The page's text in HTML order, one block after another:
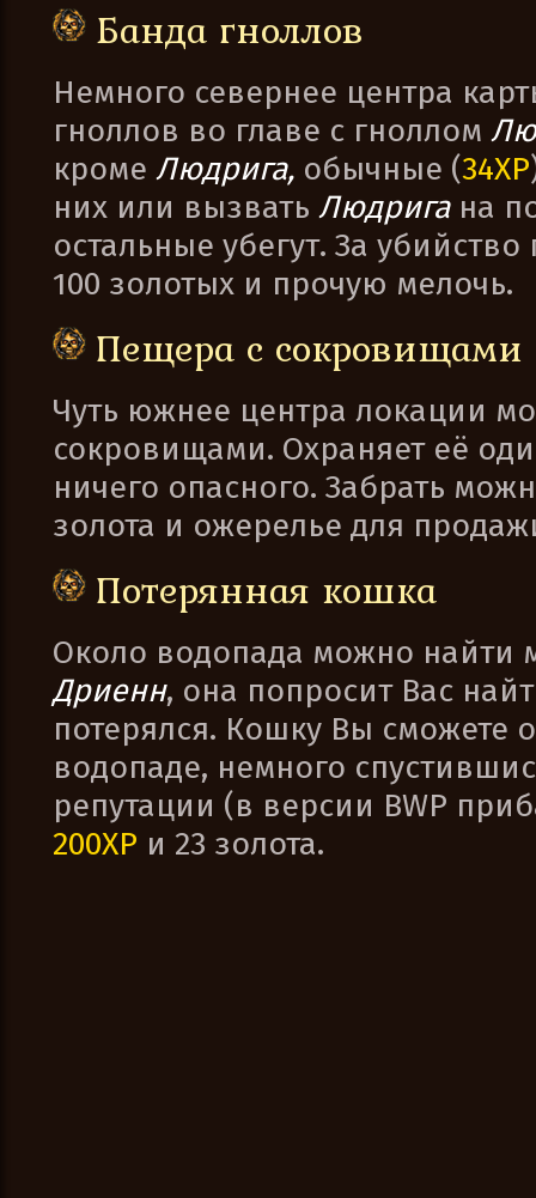
Банда гноллов
Немного севернее центра
гноллов во главе с гноллом
кроме Людрига, обычные (34XP
них или вызвать Людригана
остальные убегут. За
100 золотых и прочую мелочь.
Пещера с сокровищами
Чуть южнее центра локации
сокровищами. Охраняет её
ничего опасного. Забрать
золота и ожерелье для
Потерянная кошка
Около водопада можно найти
Дриенн, она попросит Вас
потерялся. Кошку Вы сможете
водопаде, немного
репутации (в версии BWP
200XP и 23 золота.